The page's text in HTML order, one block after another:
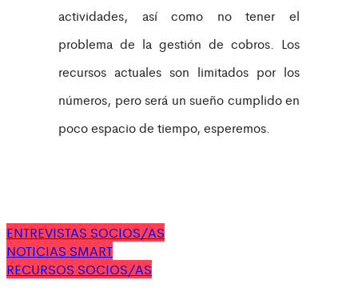
actividades, así como no tener el
problema de la gestión de cobros. Los
recursos actuales son limitados por los
números, pero será un sueño cumplido en
poco espacio de tiempo, esperemos.
ENTREVISTAS SOCIOS/AS
NOTICIAS SMART
RECURSOS SOCIOS/AS